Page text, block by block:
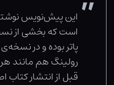
این پیش‌نویس
است که بخشی از
پاتر بوده و در
رولینگ هم مانند
قبل از انتشار